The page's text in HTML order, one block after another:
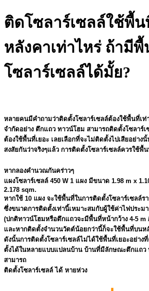
ติดโซลาร์เซลล์ใช้พื้
หลังคาเท่าไหร่ ถ้ามี
โซลาร์เซลล์ได้มั้ย?
หลายคนมีคำถามว่าติดตั้งโซลาร์เซลล์ต้องใช้พื้นที่เ
จำกัดอย่าง ตึกแถว ทาวน์โฮม สามารถติดตั้งโซลาร์
ต้องใช้พื้นที่เยอะ เลยเลือกที่จะไม่ติดตั้งไปเสียอย่าง
สงสัยกันว่าจริงๆแล้ว การติดตั้งโซลาร์เซลล์ควรใช้พื้
หากลองคำนวณกันคร่าวๆ
แผงโซลาร์เซลล์ 450 W 1 แผง มีขนาด 1.98 m x
2.178 sqm.
หากใช้ 10 แผง จะใช้พื้นที่ในการติดตั้งโซลาร์เซลล์ร
ซึ่งขนาดการติดตั้งเท่านี้เหมาะสมกับผู้ใช้ค่าไฟประม
(ปกติทาวน์โฮมหรือตึกแถวจะมีพื้นที่หน้ากว้าง 4-5 m
และหากติดตั้งจำนวนวัตต์น้อยกว่านี้ก็จะใช้พื้นที่บนห
ดังนั้นการติดตั้งโซลาร์เซลล์ไม่ได้ใช้พื้นที่เยอะอย่าง
ตั้งได้ในหลายแบบแปลนบ้าน บ้านที่มีลักษณะตึกแถว
สามารถ
ติดตั้งโซลาร์เซลล์ ได้ หายห่วง